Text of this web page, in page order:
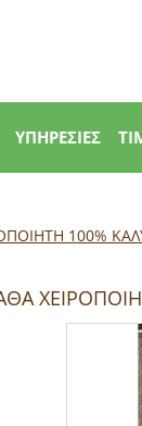
ΥΠΗΡΕΣΙΕΣ
100%